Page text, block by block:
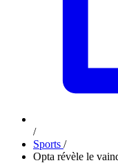
/
Sports /
Opta révèle le